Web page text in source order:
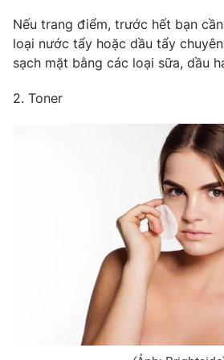
Nếu trang điểm, trước hết bạn
loại nước tẩy hoặc dầu tẩy
sạch mặt bằng các loại sữa, dầu
2. Toner